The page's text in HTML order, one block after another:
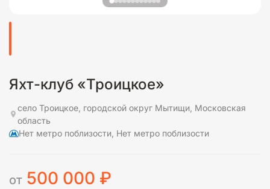
Яхт-клуб «Троицкое»
село Троицкое, городской округ Мытищи, Московская
область
Нет метро поблизости, Нет метро поблизости
от 500 000 ₽